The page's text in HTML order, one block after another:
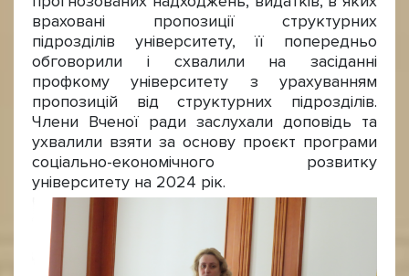
враховані пропозиції структурних
підрозділів університету, її попередньо
обговорили і схвалили на засіданні
профкому університету з урахуванням
пропозицій від структурних підрозділів.
Члени Вченої ради заслухали доповідь та
ухвалили взяти за основу проєкт програми
соціально-економічного розвитку
університету на 2024 рік.